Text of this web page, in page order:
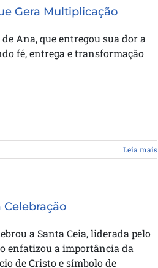
Gera Multiplicação
Ana, que entregou sua dor a
fé, entrega e transformação
Leia mais
Celebração
a Santa Ceia, liderada pelo
enfatizou a importância da
de Cristo e símbolo de